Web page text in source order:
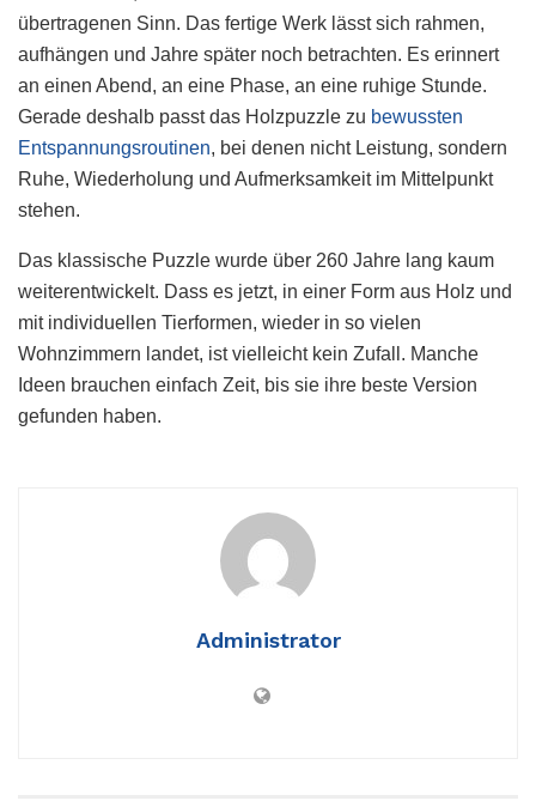
übertragenen Sinn. Das fertige Werk lässt sich rahmen,
aufhängen und Jahre später noch betrachten. Es erinnert
an einen Abend, an eine Phase, an eine ruhige Stunde.
Gerade deshalb passt das Holzpuzzle zu bewussten
Entspannungsroutinen, bei denen nicht Leistung, sondern
Ruhe, Wiederholung und Aufmerksamkeit im Mittelpunkt
stehen.
Das klassische Puzzle wurde über 260 Jahre lang kaum
weiterentwickelt. Dass es jetzt, in einer Form aus Holz und
mit individuellen Tierformen, wieder in so vielen
Wohnzimmern landet, ist vielleicht kein Zufall. Manche
Ideen brauchen einfach Zeit, bis sie ihre beste Version
gefunden haben.
Administrator